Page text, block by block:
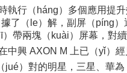
執行（háng）多個應用提
了（le）解，副屏（píng
帶兩塊（kuài）屏幕，對續
中興 AXON M 上已（yǐ）
jué）對的明星，三星、華